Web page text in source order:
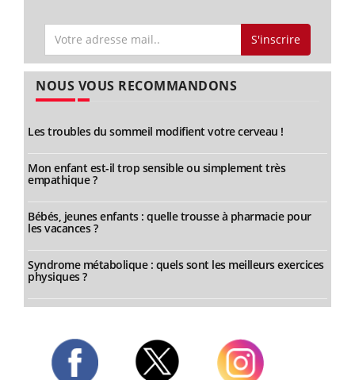
S'inscrire
NOUS VOUS RECOMMANDONS
Les troubles du sommeil modifient votre cerveau !
Mon enfant est-il trop sensible ou simplement très
empathique ?
Bébés, jeunes enfants : quelle trousse à pharmacie pour
les vacances ?
Syndrome métabolique : quels sont les meilleurs exercices
physiques ?